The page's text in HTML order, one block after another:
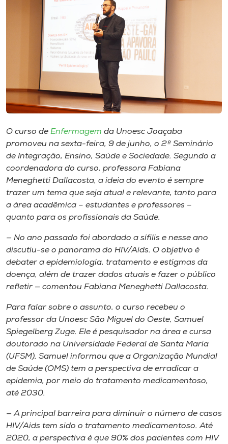
Biblioteca
Museu
Unoesc
Store
Selecione
O curso de Enfermagem da Unoesc Joaçaba
promoveu na sexta-feira, 9 de junho, o 2º Seminário
de Integração, Ensino, Saúde e Sociedade. Segundo a
coordenadora do curso, professora Fabiana
Meneghetti Dallacosta, a ideia do evento é sempre
trazer um tema que seja atual e relevante, tanto para
a área acadêmica – estudantes e professores –
quanto para os profissionais da Saúde.
— No ano passado foi abordado a sífilis e nesse ano
discutiu-se o panorama do HIV/Aids. O objetivo é
debater a epidemiologia, tratamento e estigmas da
doença, além de trazer dados atuais e fazer o público
refletir — comentou Fabiana Meneghetti Dallacosta.
Para falar sobre o assunto, o curso recebeu o
professor da Unoesc São Miguel do Oeste, Samuel
Spiegelberg Zuge. Ele é pesquisador na área e cursa
doutorado na Universidade Federal de Santa Maria
(UFSM). Samuel informou que a Organização Mundial
de Saúde (OMS) tem a perspectiva de erradicar a
epidemia, por meio do tratamento medicamentoso,
até 2030.
— A principal barreira para diminuir o número de casos
HIV/Aids tem sido o tratamento medicamentoso. Até
2020, a perspectiva é que 90% dos pacientes com HIV